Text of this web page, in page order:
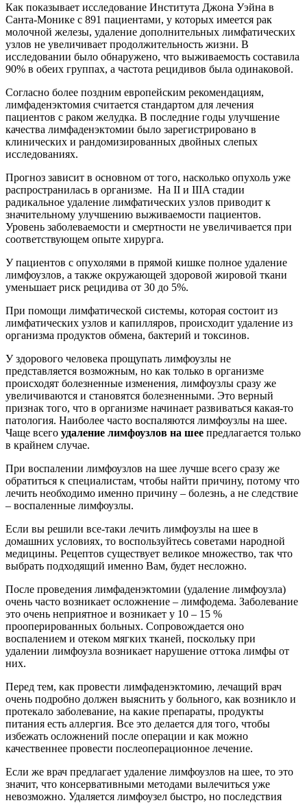
Как показывает исследование Института Джона Уэйна в
Санта-Монике с 891 пациентами, у которых имеется рак
молочной железы, удаление дополнительных лимфатических
узлов не увеличивает продолжительность жизни. В
исследовании было обнаружено, что выживаемость составила
90% в обеих группах, а частота рецидивов была одинаковой.
Согласно более поздним европейским рекомендациям,
лимфаденэктомия считается стандартом для лечения
пациентов с раком желудка. В последние годы улучшение
качества лимфаденэктомии было зарегистрировано в
клинических и рандомизированных двойных слепых
исследованиях.
Прогноз зависит в основном от того, насколько опухоль уже
распространилась в организме. На II и IIIA стадии
радикальное удаление лимфатических узлов приводит к
значительному улучшению выживаемости пациентов.
Уровень заболеваемости и смертности не увеличивается при
соответствующем опыте хирурга.
У пациентов с опухолями в прямой кишке полное удаление
лимфоузлов, а также окружающей здоровой жировой ткани
уменьшает риск рецидива от 30 до 5%.
При помощи лимфатической системы, которая состоит из
лимфатических узлов и капилляров, происходит удаление из
организма продуктов обмена, бактерий и токсинов.
У здорового человека прощупать лимфоузлы не
представляется возможным, но как только в организме
происходят болезненные изменения, лимфоузлы сразу же
увеличиваются и становятся болезненными. Это верный
признак того, что в организме начинает развиваться какая-то
патология. Наиболее часто воспаляются лимфоузлы на шее.
Чаще всего удаление лимфоузлов на шее предлагается только
в крайнем случае.
При воспалении лимфоузлов на шее лучше всего сразу же
обратиться к специалистам, чтобы найти причину, потому что
лечить необходимо именно причину – болезнь, а не следствие
– воспаленные лимфоузлы.
Если вы решили все-таки лечить лимфоузлы на шее в
домашних условиях, то воспользуйтесь советами народной
медицины. Рецептов существует великое множество, так что
выбрать подходящий именно Вам, будет несложно.
После проведения лимфаденэктомии (удаление лимфоузла)
очень часто возникает осложнение – лимфодема. Заболевание
это очень неприятное и возникает у 10 – 15 %
прооперированных больных. Сопровождается оно
воспалением и отеком мягких тканей, поскольку при
удалении лимфоузла возникает нарушение оттока лимфы от
них.
Перед тем, как провести лимфаденэктомию, лечащий врач
очень подробно должен выяснить у больного, как возникло и
протекало заболевание, на какие препараты, продукты
питания есть аллергия. Все это делается для того, чтобы
избежать осложнений после операции и как можно
качественнее провести послеоперационное лечение.
Если же врач предлагает удаление лимфоузлов на шее, то это
значит, что консервативными методами вылечиться уже
невозможно. Удаляется лимфоузел быстро, но последствия